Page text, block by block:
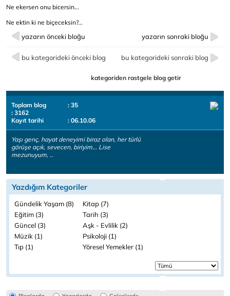
Ne ekersen onu bicersin...
Ne ektin ki ne biçeceksin?...
yazarın önceki bloğu yazarın sonraki bloğu
bu kategorideki önceki blog bu kategorideki sonraki blog
kategoriden rastgele blog getir
Toplam blog
: 35
: 3162
Kayıt tarihi
: 06.10.06
Yaşı genç, hayat deneyimi biraz olan, her türlü
görüşe açık, sevecen, biriyim... Lise
mezunuyum, ..
Yazdığım Kategoriler
Gündelik Yaşam (8)
Kitap (7)
Eğitim (3)
Tarih (3)
Güncel (3)
Aşk - Evlilik (2)
Müzik (1)
Psikoloji (1)
Tıp (1)
Yöresel Yemekler (1)